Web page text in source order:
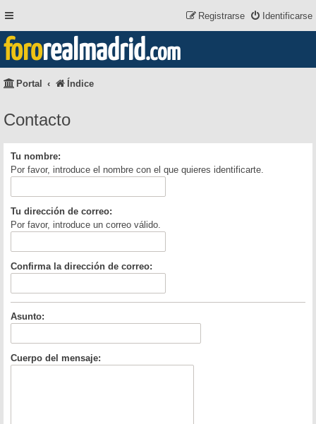
Identificarse
Registrarse
fororealmadrid.com
Portal Índice
Contacto
Tu nombre:
Por favor, introduce el nombre con el que quieres identificarte.
Tu dirección de correo:
Por favor, introduce un correo válido.
Confirma la dirección de correo:
Asunto:
Cuerpo del mensaje: